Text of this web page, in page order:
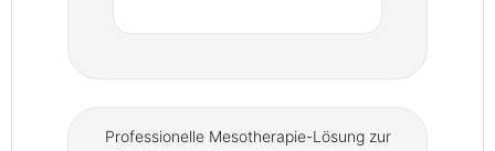
Professionelle Mesotherapie-Lösung zur